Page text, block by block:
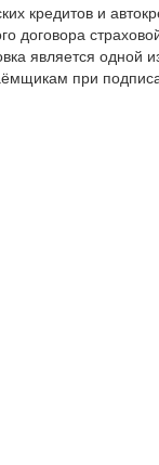
кредитов и
договора
является одной
при